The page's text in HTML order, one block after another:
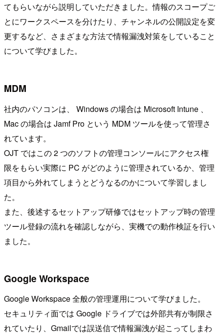
てもらいながら説明していただきました。情報のスコープご
とにワークスペースを分けたり、チャンネルの公開設定を変
更するなど、さまざまな方法で情報漏洩対策をしていること
について学びました。
MDM
社内のパソコンは、 Windows の場合は Microsoft Intune 、
Mac の場合は Jamf Pro という MDM ツールを使って管理さ
れています。
OJT ではこの 2 つのソフトの管理コンソールにアクセス権
限をもらい実際に PC がどのように管理されているか、管理
項目から外れてしまうとどうなるのかについて学習しまし
た。
また、後述するセットアップ研修ではセットアップ時の管理
ツール登録の流れを確認しながら、実機での動作検証を行い
ました。
Google Workspace
Google Workspace 全般の管理運用について学びました。
セキュリティ面では Google ドライブでは外部共有が制限さ
れていたり、Gmailでは誤送信で情報漏洩が起こってしまわ